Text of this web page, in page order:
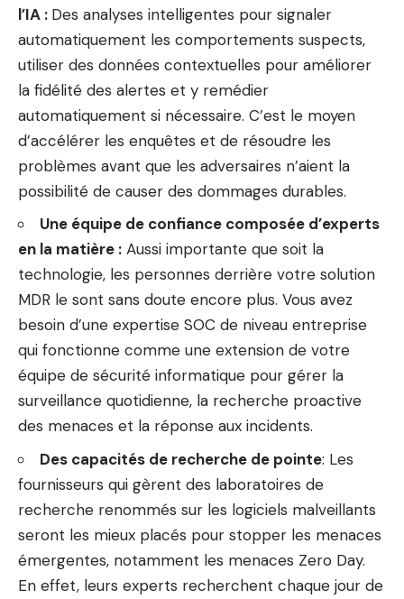
l’IA : Des analyses intelligentes pour signaler
automatiquement les comportements suspects,
utiliser des données contextuelles pour améliorer
la fidélité des alertes et y remédier
automatiquement si nécessaire. C’est le moyen
d’accélérer les enquêtes et de résoudre les
problèmes avant que les adversaires n’aient la
possibilité de causer des dommages durables.
Une équipe de confiance composée d’experts
en la matière : Aussi importante que soit la
technologie, les personnes derrière votre solution
MDR le sont sans doute encore plus. Vous avez
besoin d’une expertise SOC de niveau entreprise
qui fonctionne comme une extension de votre
équipe de sécurité informatique pour gérer la
surveillance quotidienne, la recherche proactive
des menaces et la réponse aux incidents.
Des capacités de recherche de pointe: Les
fournisseurs qui gèrent des laboratoires de
recherche renommés sur les logiciels malveillants
seront les mieux placés pour stopper les menaces
émergentes, notamment les menaces Zero Day.
En effet, leurs experts recherchent chaque jour de